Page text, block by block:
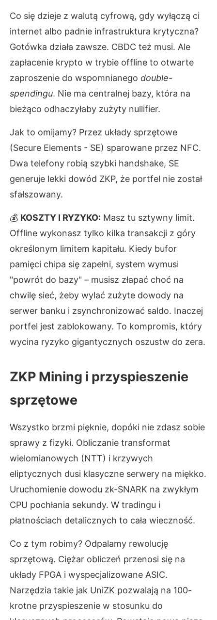
Co się dzieje z walutą cyfrową, gdy wyłączą ci
internet albo padnie infrastruktura krytyczna?
Gotówka działa zawsze. CBDC też musi. Ale
zapłacenie krypto w trybie offline to otwarte
zaproszenie do wspomnianego double-
spendingu. Nie ma centralnej bazy, która na
bieżąco odhaczyłaby zużyty nullifier.
Jak to omijamy? Przez układy sprzętowe
(Secure Elements - SE) sparowane przez NFC.
Dwa telefony robią szybki handshake, SE
generuje lekki dowód ZKP, że portfel nie został
sfałszowany.
💰 KOSZTY I RYZYKO: Masz tu sztywny limit.
Offline wykonasz tylko kilka transakcji z góry
określonym limitem kapitału. Kiedy bufor
pamięci chipa się zapełni, system wymusi
"powrót do bazy" – musisz złapać choć na
chwilę sieć, żeby wylać zużyte dowody na
serwer banku i zsynchronizować saldo. Inaczej
portfel jest zablokowany. To kompromis, który
wycina ryzyko gigantycznych oszustw do zera.
ZKP Mining i przyspieszenie
sprzętowe
Wszystko brzmi pięknie, dopóki nie zdasz sobie
sprawy z fizyki. Obliczanie transformat
wielomianowych (NTT) i krzywych
eliptycznych dusi klasyczne serwery na miękko.
Uruchomienie dowodu zk-SNARK na zwykłym
CPU pochłania sekundy. W tradingu i
płatnościach detalicznych to cała wieczność.
Co z tym robimy? Odpalamy rewolucję
sprzętową. Ciężar obliczeń przenosi się na
układy FPGA i wyspecjalizowane ASIC.
Narzędzia takie jak UniZK pozwalają na 100-
krotne przyspieszenie w stosunku do